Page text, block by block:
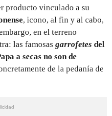
producto vinculado a su
, icono, al fin y al cabo,
en el terreno
las famosas garrofetes del
a secas no son de
de la pedanía de